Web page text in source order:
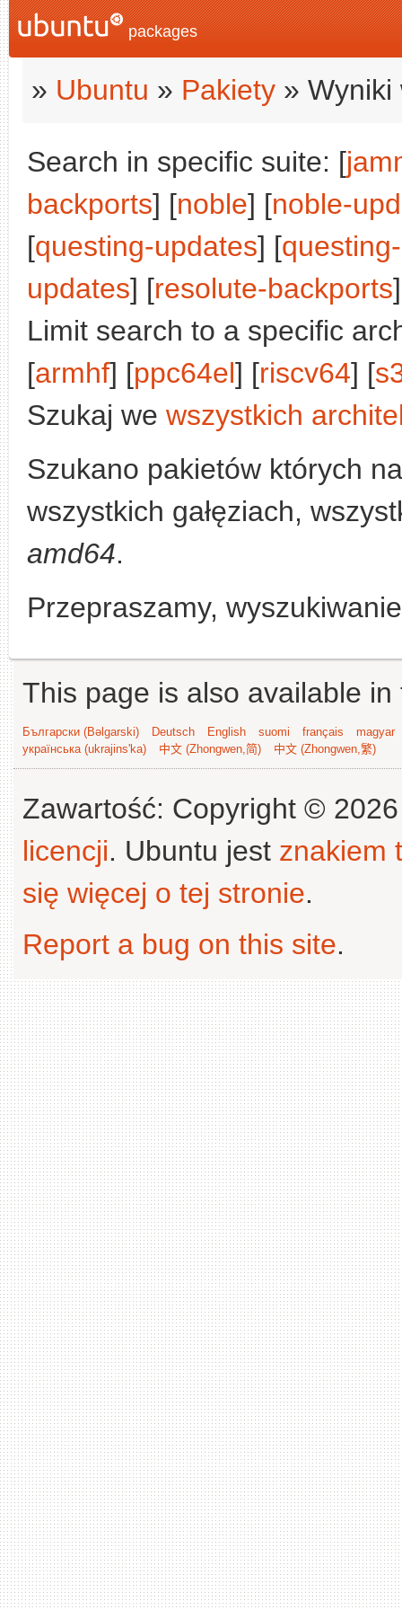
packages
» Ubuntu » Pakiety » Wyniki
Search in specific suite: [
backports] [noble] [noble-
[questing-updates] [
updates] [resolute-backports
Limit search to a specific
[armhf] [ppc64el] [riscv64] [
Szukaj we wszystkich
Szukano pakietów których
wszystkich gałęziach,
amd64.
Przepraszamy,
This page is also available
Български (Bəlgarski) Deutsch English suomi français
magyar
українська (ukrajins'ka)
中文 (Zhongwen,简) 中文 (Zhongwen,繁)
Zawartość: Copyright ©
licencji. Ubuntu jest znakiem
się więcej o tej stronie.
Report a bug on this site.